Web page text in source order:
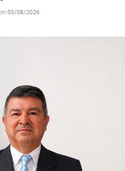
el barro ya no ocupa las
de emergencia
de la maquinaria pesada
la misma intensidad.
la tragedia sigue
personas por regresar.
donde el tiempo
on 05/08/2026